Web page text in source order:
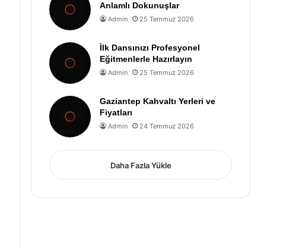
Anlamlı Dokunuşlar
Admin 25 Temmuz 2026
İlk Dansınızı Profesyonel
Eğitmenlerle Hazırlayın
Admin 25 Temmuz 2026
Gaziantep Kahvaltı Yerleri ve
Fiyatları
Admin 24 Temmuz 2026
Daha Fazla Yükle